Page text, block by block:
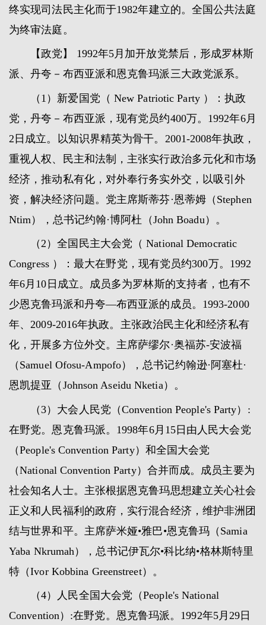
终实现司法民主化而于1982年建立的。全国公共法庭
为终审法庭。
【政党】 1992年5月加开放党禁后，形成罗林斯
派、丹夸－布西亚派和恩克鲁玛派三大政党派系。
（1）新爱国党（ New Patriotic Party ）：执政
党，丹夸－布西亚派，现有党员约400万。1992年6月
2日成立。以知识界精英为骨干。2001-2008年执政，
重视人权、民主和法制，主张实行政治多元化和市场
经济，推动私有化，对外奉行务实外交，以吸引外
资，解决经济问题。党主席斯蒂芬·恩蒂姆（Stephen
Ntim），总书记约翰·博阿杜（John Boadu）。
（2）全国民主大会党（ National Democratic
Congress ）：最大在野党，现有党员约300万。1992
年6月10日成立。成员多为罗林斯的支持者，也有不
少恩克鲁玛派和丹夸—布西亚派的成员。1993-2000
年、2009-2016年执政。主张政治民主化和经济私有
化，开展多方位外交。主席萨缪尔·奥福苏-安波福
（Samuel Ofosu-Ampofo），总书记约翰逊·阿塞杜·
恩凯提亚（Johnson Aseidu Nketia）。
（3）大会人民党（Convention People's Party）:
在野党。恩克鲁玛派。1998年6月15日由人民大会党
（People's Convention Party）和全国大会党
（National Convention Party）合并而成。成员主要为
社会知名人士。主张根据恩克鲁玛思想建立关心社会
正义和人民福利的政府，实行混合经济，维护非洲团
结与世界和平。主席萨米娅•雅巴•恩克鲁玛（Samia
Yaba Nkrumah），总书记伊瓦尔•科比纳•格林斯特里
特（Ivor Kobbina Greenstreet）。
（4）人民全国大会党（People's National
Convention）:在野党。恩克鲁玛派。1992年5月29日